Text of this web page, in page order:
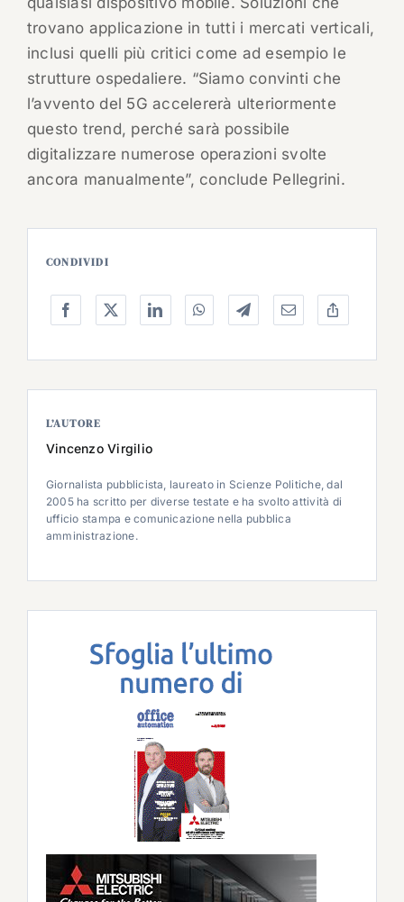
trovano applicazione in tutti i mercati verticali,
inclusi quelli più critici come ad esempio le
strutture ospedaliere. “Siamo convinti che
l’avvento del 5G accelererà ulteriormente
questo trend, perché sarà possibile
digitalizzare numerose operazioni svolte
ancora manualmente”, conclude Pellegrini.
CONDIVIDI
L’AUTORE
Vincenzo Virgilio
Giornalista pubblicista, laureato in Scienze Politiche, dal
2005 ha scritto per diverse testate e ha svolto attività di
ufficio stampa e comunicazione nella pubblica
amministrazione.